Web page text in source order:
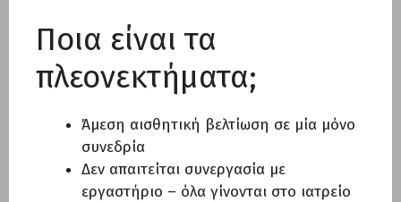
Ποια είναι τα
πλεονεκτήματα;
Άμεση αισθητική βελτίωση σε μία μόνο
συνεδρία
Δεν απαιτείται συνεργασία με
εργαστήριο – όλα γίνονται στο ιατρείο